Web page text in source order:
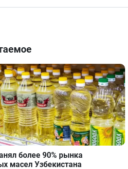
более 90% рынка
масел Узбекистана